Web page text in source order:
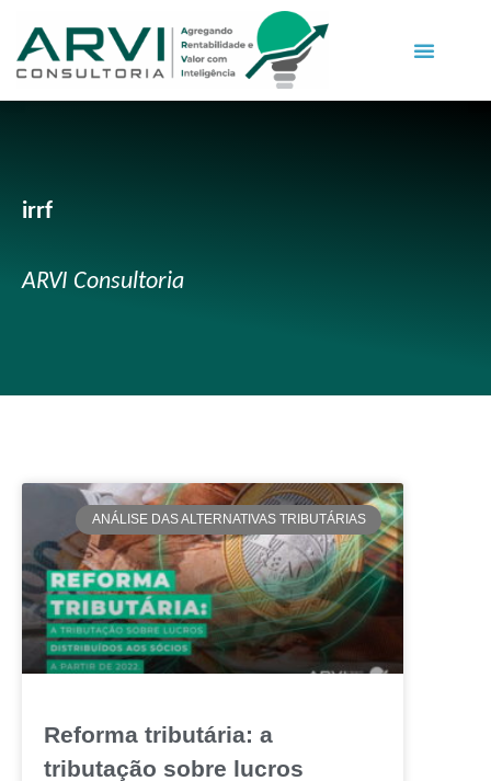
irrf
ARVI Consultoria
ANÁLISE DAS ALTERNATIVAS TRIBUTÁRIAS
Reforma tributária: a
tributação sobre lucros